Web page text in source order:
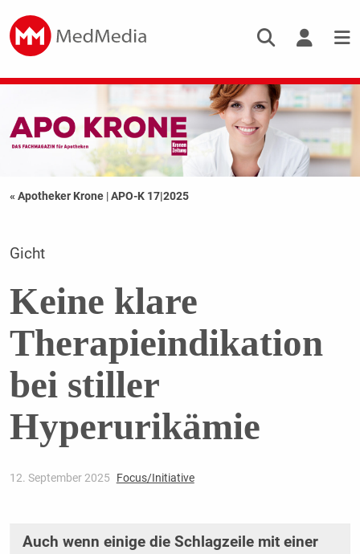
« Apotheker Krone |APO-K 17|2025
Gicht
Keine klare
Therapieindikation
bei stiller
Hyperurikämie
12. September 2025 Focus/Initiative
Auch wenn einige die Schlagzeile mit einer